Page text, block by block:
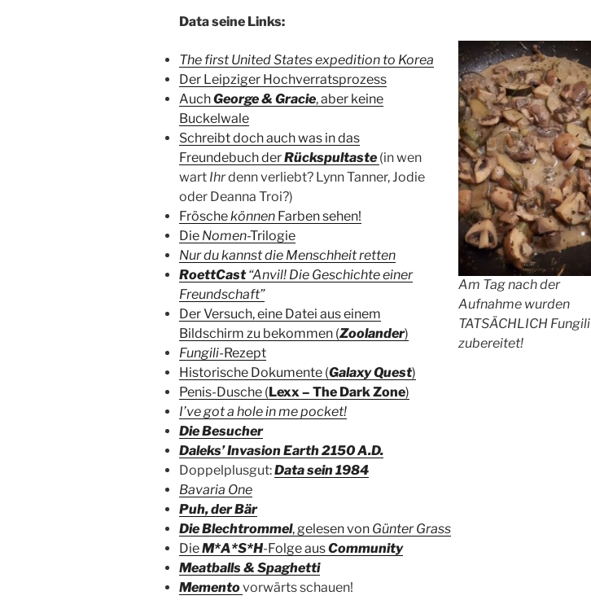
Data seine Links:
Am Tag nach der
Aufnahme wurden
TATSÄCHLICH Fungili
zubereitet!
The first United States expedition to Korea
Der Leipziger Hochverratsprozess
AuchGeorge & Gracie, aber keine
Buckelwale
Schreibt doch auch was in das
Freundebuch derRückspultaste (in wen
wart Ihrdenn verliebt? Lynn Tanner, Jodie
oder Deanna Troi?)
Fröschekönnen Farben sehen!
Die Nomen-Trilogie
Nur du kannst die Menschheit retten
RoettCast “Anvil! Die Geschichte einer
Freundschaft”
Der Versuch, eine Datei aus einem
Bildschirm zu bekommen (Zoolander)
Fungili-Rezept
Historische Dokumente (Galaxy Quest)
Penis-Dusche (Lexx – The Dark Zone)
I’ve got a hole in me pocket!
Die Besucher
Daleks’ Invasion Earth 2150 A.D.
Doppelplusgut:Data sein 1984
Bavaria One
Puh, der Bär
Die Blechtrommel, gelesen von Günter Grass
DieM*A*S*H-Folge ausCommunity
Meatballs & Spaghetti
Mementovorwärts schauen!